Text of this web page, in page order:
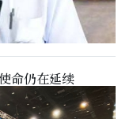
命仍在延续